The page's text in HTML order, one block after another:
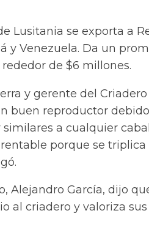
Lusitania se exporta a
y Venezuela. Da un
de $6 millones.
y gerente del
buen reproductor
a cualquier
porque se
Alejandro García, dijo
al criadero y valoriza